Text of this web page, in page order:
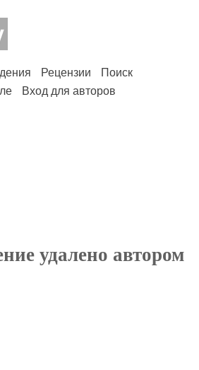
Рецензии
Поиск
Вход для авторов
удалено автором